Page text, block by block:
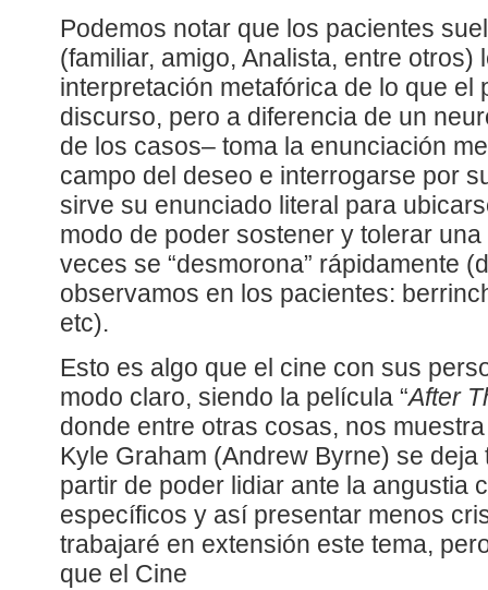
Podemos notar que los pacientes
(familiar, amigo, Analista, entre otros)
interpretación metafórica de lo que el
discurso, pero a diferencia de un
de los casos– toma la enunciación
campo del deseo e interrogarse por
sirve su enunciado literal para
modo de poder sostener y tolerar
veces se “desmorona” rápidamente
observamos en los pacientes:
etc).
Esto es algo que el cine con sus
modo claro, siendo la película “After
donde entre otras cosas, nos
Kyle Graham (Andrew Byrne) se
partir de poder lidiar ante la angustia
específicos y así presentar menos
trabajaré en extensión este tema,
que el Cine